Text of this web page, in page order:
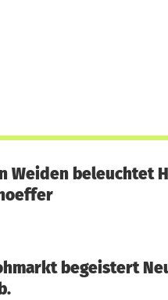
Weiden beleuchtet
begeistert